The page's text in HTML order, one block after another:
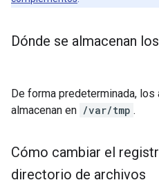
Dónde se almacenan
De forma predeterminada,
almacenan en /var/tmp .
Cómo cambiar el
directorio de archivos